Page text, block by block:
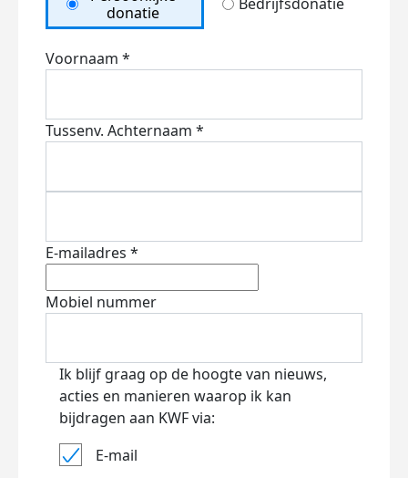
donatie
Voornaam *
Tussenv. Achternaam *
E-mailadres *
Mobiel nummer
Ik blijf graag op de hoogte van nieuws,
acties en manieren waarop ik kan
bijdragen aan KWF via:
E-mail